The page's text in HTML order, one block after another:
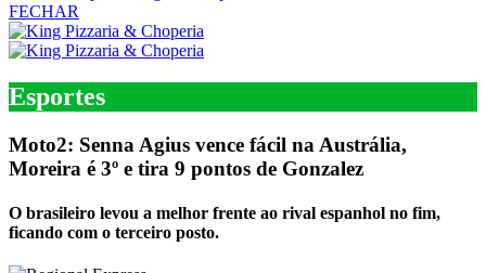
FECHAR
Esportes
Moto2: Senna Agius vence fácil na Austrália,
Moreira é 3º e tira 9 pontos de Gonzalez
O brasileiro levou a melhor frente ao rival espanhol no fim,
ficando com o terceiro posto.